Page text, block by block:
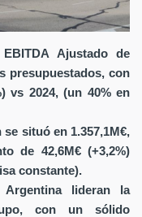
Ajustado de
presupuestados, con
vs 2024, (un 40% en
situó en 1.357,1M€,
de 42,6M€ (+3,2%)
constante).
lideran la
con un sólido